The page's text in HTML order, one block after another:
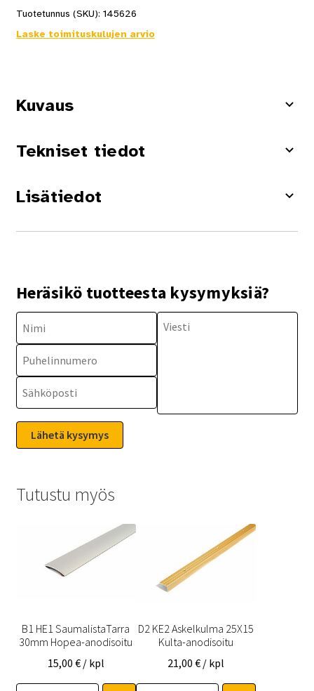
Tuotetunnus (SKU): 145626
Laske toimituskulujen arvio
Kuvaus
Tekniset tiedot
Lisätiedot
Heräsikö tuotteesta kysymyksiä?
Tutustu myös
B1 HE1 SaumalistaTarra
30mm Hopea-anodisoitu
15,00 € / kpl
D2 KE2 Askelkulma 25X15
Kulta-anodisoitu
21,00€ / kpl